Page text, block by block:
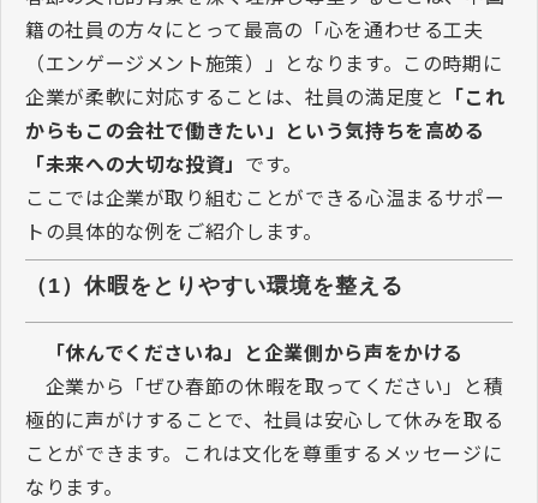
籍の社員の方々にとって最高の「心を通わせる工夫
（エンゲージメント施策）」となります。この時期に
企業が柔軟に対応することは、社員の満足度と 「これ
からもこの会社で働きたい」という気持ちを高める
「未来への大切な投資」 です。
ここでは企業が取り組むことができる心温まるサポー
トの具体的な例をご紹介します。
（1）休暇をとりやすい環境を整える
「休んでくださいね」と企業側から声をかける
企業から「ぜひ春節の休暇を取ってください」と積
極的に声がけすることで、社員は安心して休みを取る
ことができます。これは文化を尊重するメッセージに
なります。